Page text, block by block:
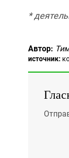
*
Автор:
источник: